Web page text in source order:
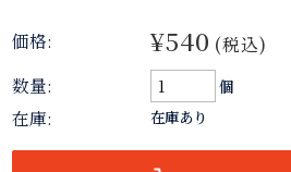
価格: ¥540 (税込)
数量:
個
在庫: 在庫あり